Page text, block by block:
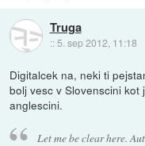
Truga
:: 5. sep 2012, 11:18
Digitalcek na, neki ti
bolj vesc v Slovenscini
anglescini.
Let me be clear here.